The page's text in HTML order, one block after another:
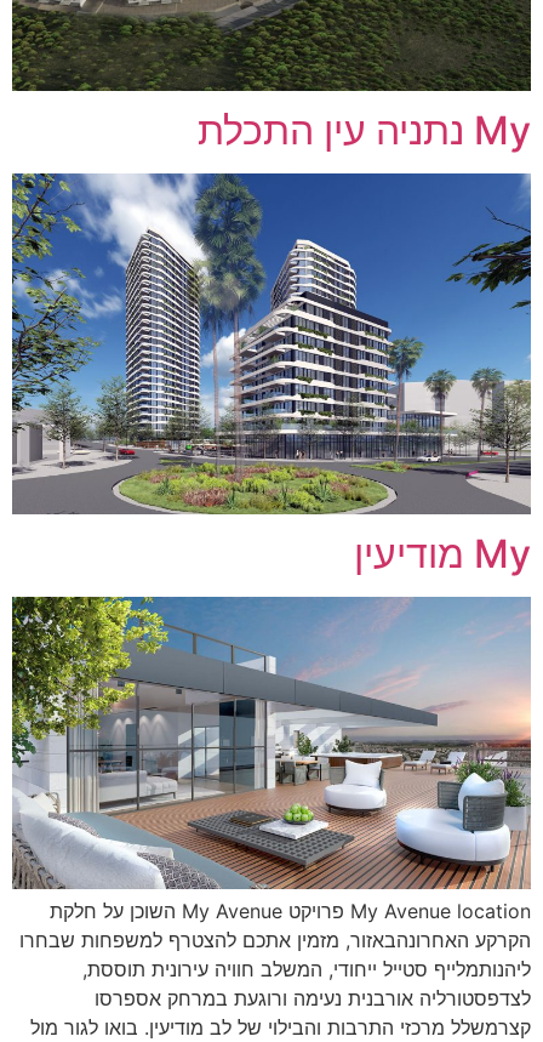
My נתניה עין התכלת
My מודיעין
My Avenue location פרויקט My Avenue השוכן על חלקת
הקרקע האחרונהבאזור, מזמין אתכם להצטרף למשפחות שבחרו
ליהנותמלייף סטייל ייחודי, המשלב חוויה עירונית תוססת,
לצדפסטורליה אורבנית נעימה ורוגעת במרחק אספרסו
קצרמשלל מרכזי התרבות והבילוי של לב מודיעין. בואו לגור מול